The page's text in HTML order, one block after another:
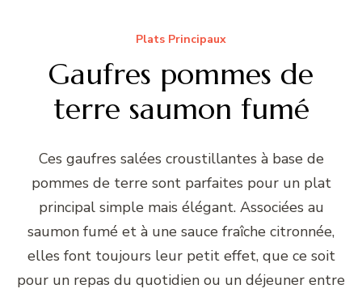
Plats Principaux
Gaufres pommes de
terre saumon fumé
Ces gaufres salées croustillantes à base de
pommes de terre sont parfaites pour un plat
principal simple mais élégant. Associées au
saumon fumé et à une sauce fraîche citronnée,
elles font toujours leur petit effet, que ce soit
pour un repas du quotidien ou un déjeuner entre